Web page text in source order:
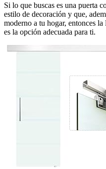
Si lo que buscas es una puerta
estilo de decoración y que,
moderno a tu hogar, entonces
es la opción adecuada para ti.